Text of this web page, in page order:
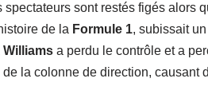
spectateurs sont restés figés alors
de la Formule 1, subissait
Williamsa perdu le contrôle et a
la colonne de direction, causant